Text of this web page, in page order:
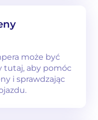
może być
tutaj, aby pomóc
i sprawdzając